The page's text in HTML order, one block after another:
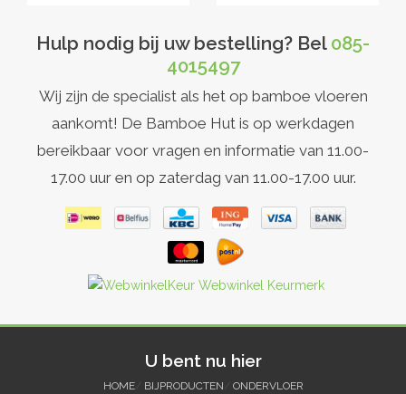
Hulp nodig bij uw bestelling? Bel 085-
4015497
Wij zijn de specialist als het op bamboe vloeren
aankomt! De Bamboe Hut is op werkdagen
bereikbaar voor vragen en informatie van 11.00-
17.00 uur en op zaterdag van 11.00-17.00 uur.
U bent nu hier
HOME/ BIJPRODUCTEN ONDERVLOER